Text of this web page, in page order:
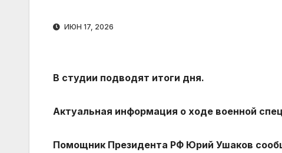
ИЮН 17, 2026
В студии подводят итоги дня.
Актуальная информация о ходе военной
Помощник Президента РФ Юрий Ушаков